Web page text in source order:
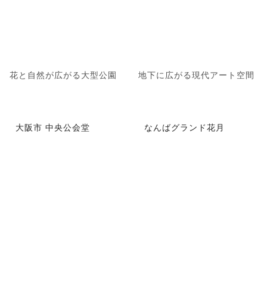
花と自然が広がる大型公園 地下に広がる現代アート空間
大阪市 中央公会堂 なんばグランド花月